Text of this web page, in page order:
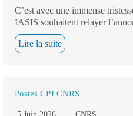
C’est avec une immense
IASIS souhaitent relayer
Lire la suite
Postes CPJ CNRS